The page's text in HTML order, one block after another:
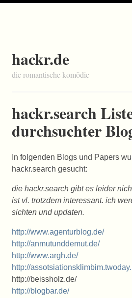
hackr.de
die romantische komödie
hackr.search
durchsuchter
In folgenden Blogs und Papers
hackr.search gesucht:
die hackr.search gibt es leider
ist vl. trotzdem interessant. ich
sichten und updaten.
http://www.agenturblog.de/
http://anmutunddemut.de/
http://www.argh.de/
http://
http://beissholz.de/
http://blogbar.de/